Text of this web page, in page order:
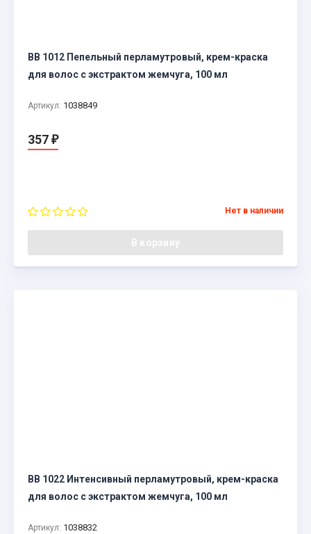
BB 1012 Пепельный перламутровый, крем-краска
для волос с экстрактом жемчуга, 100 мл
Артикул: 1038849
357 ₽
Нет в наличии
В корзину
BB 1022 Интенсивный перламутровый, крем-краска
для волос с экстрактом жемчуга, 100 мл
Артикул: 1038832